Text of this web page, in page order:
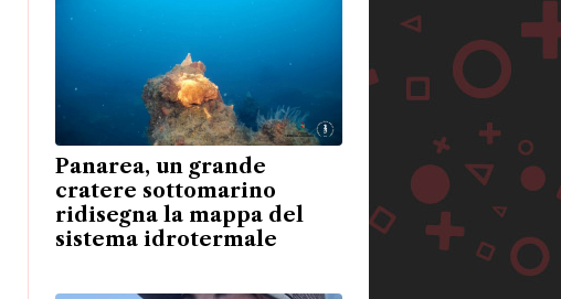
Panarea, un grande
cratere sottomarino
ridisegna la mappa del
sistema idrotermale